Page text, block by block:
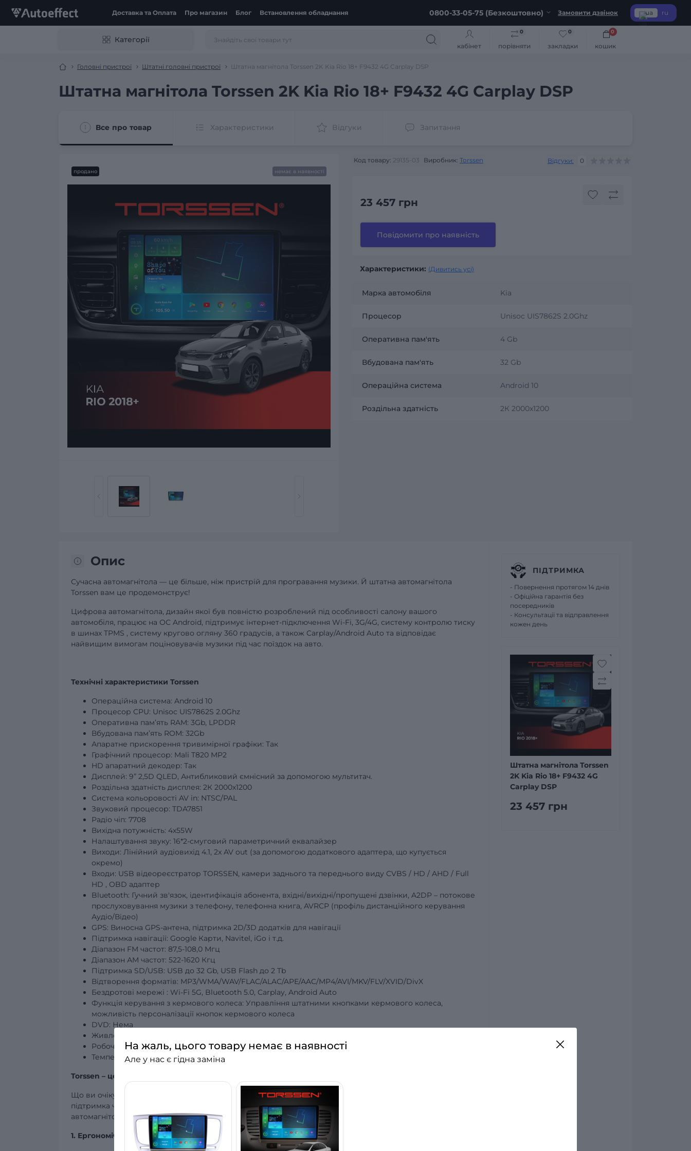
Доставка та Оплата Про магазин Блог Встановлення обладнання 0800-33-05-75 (Безкоштовно) Замовити дзвінок ua ru
Категорії
кабінет порівняти
0
закладки
0
кошик
0
Головні пристрої Штатні головні пристрої Штатна магнітола Torssen 2K Kia Rio 18+ F9432 4G Carplay DSP
Штатна магнітола Torssen 2K Kia Rio 18+ F9432 4G Carplay DSP
Все про товар Характеристики Відгуки Запитання
продано немає в наявності
Код товару: 29135-03 Виробник: Torssen Відгуки: 0
23 457 грн
Повідомити про наявність
Характеристики: (Дивитись усі)
Марка автомобіля Kia
Процесор Unisoc UIS7862S 2.0Ghz
Оперативна пам'ять 4 Gb
Вбудована пам'ять 32 Gb
Операційна система Android 10
Роздільна здатність 2К 2000х1200
Опис
Сучасна автомагнітола — це більше, ніж пристрій для програвання музики. Й штатна автомагнітола
Torssen вам це продемонструє!
Цифрова автомагнітола, дизайн якої був повністю розроблений під особливості салону вашого
автомобіля, працює на ОС Android, підтримує інтернет-підключення Wi-Fi, 3G/4G, систему контролю тиску
в шинах TPMS , систему кругово огляну 360 градусів, а також Carplay/Android Auto та відповідає
найвищим вимогам поціновувачів музики під час поїздок на авто.
Технічні характеристики Torssen
Операційна система: Android 10
Процесор CPU: Unisoc UIS7862S 2.0Ghz
Оперативна пам’ять RAM: 3Gb, LPDDR
Вбудована пам’ять ROM: 32Gb
Апаратне прискорення тривимірної графіки: Так
Графічний процесор: Mali T820 MP2
HD апаратний декодер: Так
Дисплей: 9” 2,5D QLED, Антибликовий ємнісний за допомогою мультитач.
Роздільна здатність дисплея: 2К 2000х1200
Система кольоровості AV in: NTSC/PAL
Звуковий процесор: TDA7851
Радіо чіп: 7708
Вихідна потужність: 4х55W
Налаштування звуку: 16*2-смуговий параметричний еквалайзер
Виходи: Лінійний аудіовихід 4.1, 2x AV out (за допомогою додаткового адаптера, що купується
окремо)
Входи: USB відеореєстратор TORSSEN, камери заднього та переднього виду CVBS / HD / AHD / Full
HD , OBD адаптер
Bluetooth: Гучний зв'язок, ідентифікація абонента, вхідні/вихідні/пропущені дзвінки, A2DP – потокове
прослуховування музики з телефону, телефонна книга, AVRCP (профіль дистанційного керування
Аудіо/Відео)
GPS: Виносна GPS-антена, підтримка 2D/3D додатків для навігації
Підтримка навігації: Google Карти, Navitel, iGo і т.д.
Діапазон FM частот: 87,5-108,0 Мгц
Діапазон АМ частот: 522-1620 Кгц
Підтримка SD/USB: USB до 32 Gb, USB Flash до 2 Tb
Відтворення форматів: MP3/WMA/WAV/FLAC/ALAC/APE/AAC/MP4/AVI/MKV/FLV/XVID/DivX
Бездротові мережі : Wi-Fi 5G, Bluetooth 5.0, Carplay, Android Auto
Функція керування з кермового колеса: Управління штатними кнопками кермового колеса,
можливість персоналізації кнопок кермового колеса
DVD: Нема
Живлення: DC 12V
Робоча температура: -20°C – +70°C
Температура зберігання: -30°C – +80°C
Torssen – це більше ніж автомагнітола!
Що ви очікуєте від штатної автомагнітоли для своєї автівки? Хороший звук, якісне відтворення,
підтримка чисельних форматів музичних файлів? Все це тільки вершина айсберга, коли йдеться про
автомагнітолу Torssen! Що ж робить її кращою серед штатних магнітол для автомобілів?
1. Ергономічний та стильний дизайн
ПІДТРИМКА
- Повернення протягом 14 днів
- Офіційна гарантія без
посередників
- Консультації та відправлення
кожен день
Штатна магнітола Torssen
2K Kia Rio 18+ F9432 4G
Carplay DSP
23 457 грн
На жаль, цього товару немає в наявності
Але у нас є гідна заміна